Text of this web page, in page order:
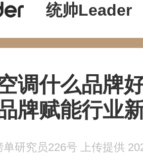
统帅Leader
调什么品牌
牌赋能行业
研究员226号 上传提供